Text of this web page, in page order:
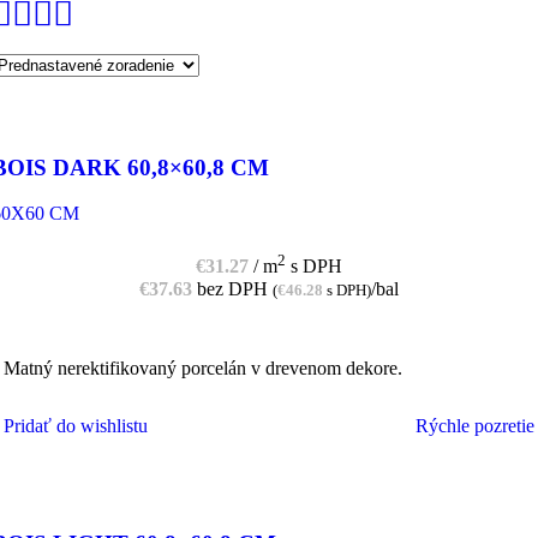
DARK 60,8×60,8 CM
CM
€31.27 / m2 s DPH
€37.63 bez DPH (€46.28 s DPH)/bal
Matný nerektifikovaný porcelán v drevenom dekore.
Pridať do wishlistu Rýchle pozretie